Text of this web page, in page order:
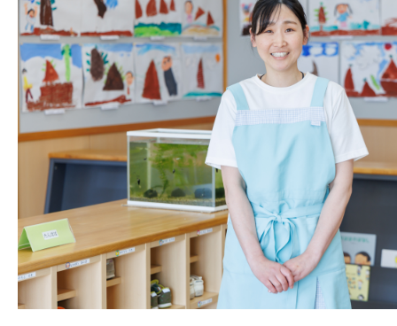
たちは日々できることが増えていく
間近で見守れることが大きなやりが
営では職員同士の連携が欠かせません
こまでできるようになったよ」「今
見られたね」と情報を共有しながら保
す。特に嬉しいのは、昨日できなか
ようになり、一緒にハイタッチをし
合えたことです。貴重な時間を過ご
ると感じました。